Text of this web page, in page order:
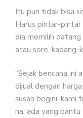
Itu pun tidak bisa
Harus pintar-pintar
dia memilih datang
atau sore, kadang-
“Sejak bencana ini
dijual dengan
susah begini, kami
na, ada yang bantu